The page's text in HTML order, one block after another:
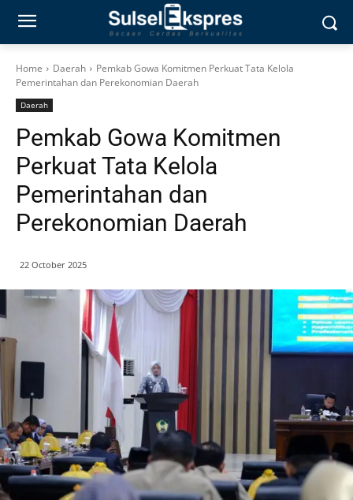
Home Daerah
Pemkab Gowa Komitmen Perkuat Tata Kelola
Pemerintahan dan Perekonomian Daerah
Daerah
Pemkab Gowa Komitmen
Perkuat Tata Kelola
Pemerintahan dan
Perekonomian Daerah
22 October 2025